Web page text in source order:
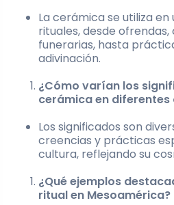
La cerámica se utiliza
rituales, desde
funerarias, hasta
adivinación.
¿Cómo varían los
cerámica en diferentes
Los significados son
creencias y prácticas
cultura, reflejando su
¿Qué ejemplos
ritual en Mesoamérica?